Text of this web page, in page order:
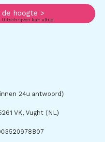
hoogte >
Uitschrijven kan altijd.
24u antwoord)
VK, Vught (NL)